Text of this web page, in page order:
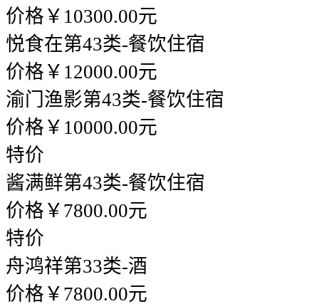
价格￥10300.00元
悦食在第43类-餐饮住宿
价格￥12000.00元
渝门渔影第43类-餐饮住宿
价格￥10000.00元
特价
酱满鲜第43类-餐饮住宿
价格￥7800.00元
特价
舟鸿祥第33类-酒
价格￥7800.00元